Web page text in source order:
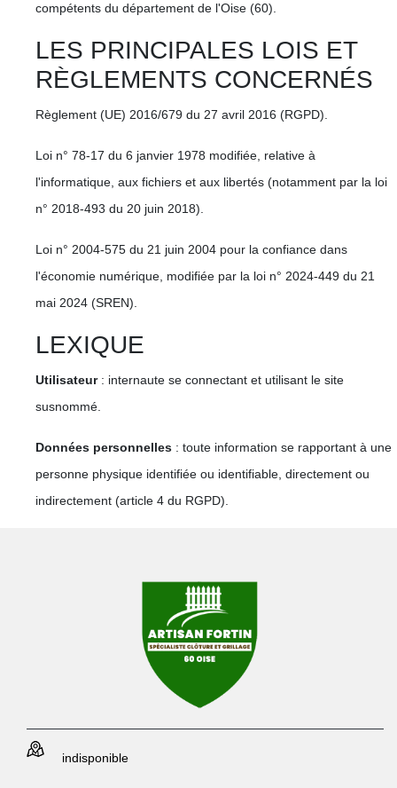
compétents du département de l'Oise (60).
LES PRINCIPALES LOIS ET
RÈGLEMENTS CONCERNÉS
Règlement (UE) 2016/679 du 27 avril 2016 (RGPD).
Loi n° 78-17 du 6 janvier 1978 modifiée, relative à
l'informatique, aux fichiers et aux libertés (notamment par la loi
n° 2018-493 du 20 juin 2018).
Loi n° 2004-575 du 21 juin 2004 pour la confiance dans
l'économie numérique, modifiée par la loi n° 2024-449 du 21
mai 2024 (SREN).
LEXIQUE
Utilisateur: internaute se connectant et utilisant le site
susnommé.
Données personnelles : toute information se rapportant à une
personne physique identifiée ou identifiable, directement ou
indirectement (article 4 du RGPD).
indisponible